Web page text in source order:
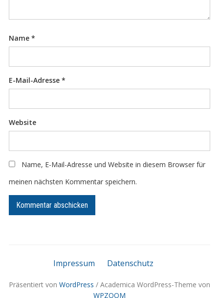
Name *
E-Mail-Adresse *
Website
Name, E-Mail-Adresse und Website in diesem Browser für
meinen nächsten Kommentar speichern.
Impressum Datenschutz
Präsentiert von WordPress / Academica WordPress-Theme von
WPZOOM